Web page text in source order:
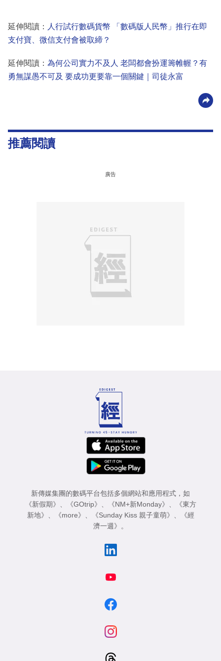
延伸閱讀： 人行試行數碼貨幣 「數碼版人民幣」推行在即
支付寶、微信支付會被取締？
延伸閱讀： 為何公司實力不及人 老闆都會扮運籌帷幄？有
勇無謀愚不可及 要成功更要靠一個關鍵｜司徒永富
推薦閱讀
廣告
新傳媒集團的數碼平台包括多個網站和應用程式，如
《新假期》
《GOtrip》 《NM+新Monday》
《東方
新地》
《more》 《Sunday Kiss 親子童萌》
《經
濟一週》
。